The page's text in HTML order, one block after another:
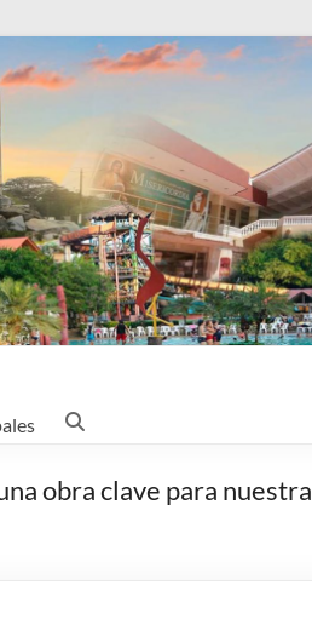
obra clave para nuestra